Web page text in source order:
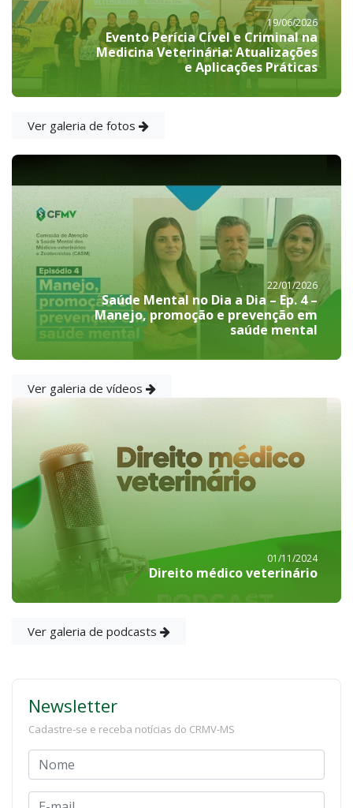
19/06/2026
Evento Perícia Cível e Criminal na
Medicina Veterinária: Atualizações
e Aplicações Práticas
Ver galeria de fotos
22/01/2026
Saúde Mental no Dia a Dia – Ep. 4 –
Manejo, promoção e prevenção em
saúde mental
Ver galeria de vídeos
01/11/2024
Direito médico veterinário
Ver galeria de podcasts
Newsletter
Cadastre-se e receba notícias do CRMV-MS